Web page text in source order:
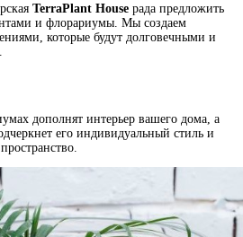
TerraPlant House рада предложить
и флорариумы. Мы создаем
которые будут долговечными и
дополнят интерьер вашего дома, а
его индивидуальный стиль и